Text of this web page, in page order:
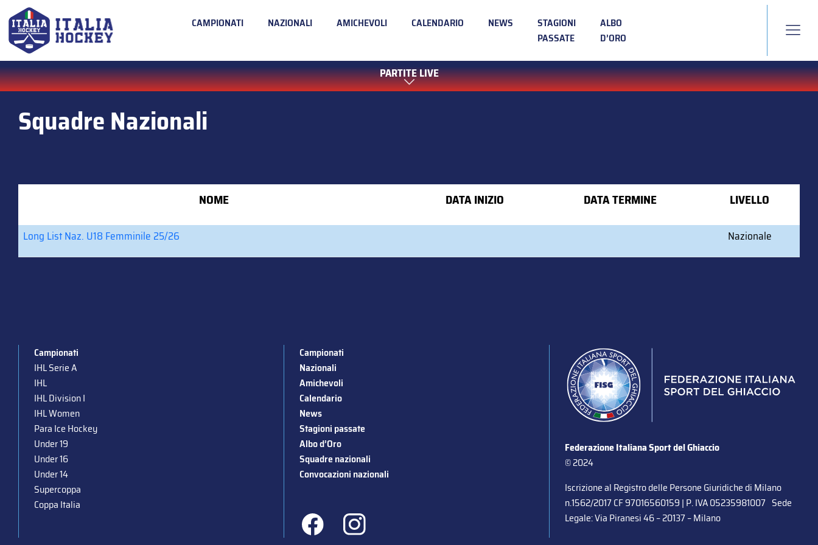
CAMPIONATI NAZIONALI AMICHEVOLI CALENDARIO NEWS
STAGIONI
PASSATE
ALBO
D’ORO
PARTITE LIVE
Squadre Nazionali
NOME DATA INIZIO DATA TERMINE LIVELLO
Long List Naz. U18 Femminile 25/26 Nazionale
Campionati
IHL Serie A
IHL
IHL Division I
IHL Women
Para Ice Hockey
Under 19
Under 16
Under 14
Supercoppa
Coppa Italia
Campionati
Nazionali
Amichevoli
Calendario
News
Stagioni passate
Albo d’Oro
Squadre nazionali
Convocazioni nazionali
Federazione Italiana Sport del Ghiaccio
© 2024
Iscrizione al Registro delle Persone Giuridiche di Milano
n.1562/2017 CF 97016560159 | P. IVA 05235981007 Sede
Legale: Via Piranesi 46 – 20137 – Milano